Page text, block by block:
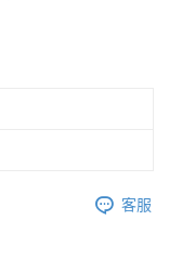
客服